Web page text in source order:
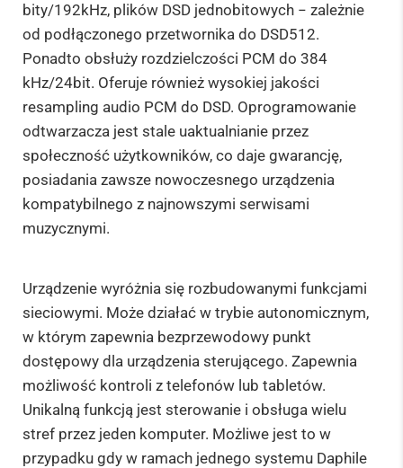
bity/192kHz, plików DSD jednobitowych − zależnie
od podłączonego przetwornika do DSD512.
Ponadto obsłuży rozdzielczości PCM do 384
kHz/24bit. Oferuje również wysokiej jakości
resampling audio PCM do DSD. Oprogramowanie
odtwarzacza jest stale uaktualnianie przez
społeczność użytkowników, co daje gwarancję,
posiadania zawsze nowoczesnego urządzenia
kompatybilnego z najnowszymi serwisami
muzycznymi.
Urządzenie wyróżnia się rozbudowanymi funkcjami
sieciowymi. Może działać w trybie autonomicznym,
w którym zapewnia bezprzewodowy punkt
dostępowy dla urządzenia sterującego. Zapewnia
możliwość kontroli z telefonów lub tabletów.
Unikalną funkcją jest sterowanie i obsługa wielu
stref przez jeden komputer. Możliwe jest to w
przypadku gdy w ramach jednego systemu Daphile